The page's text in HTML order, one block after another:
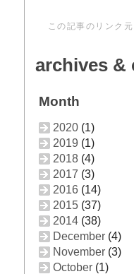
この記事のリンク元
archives &
Month
2020 (1)
2019 (1)
2018 (4)
2017 (3)
2016 (14)
2015 (37)
2014 (38)
December (4)
November (3)
October (1)